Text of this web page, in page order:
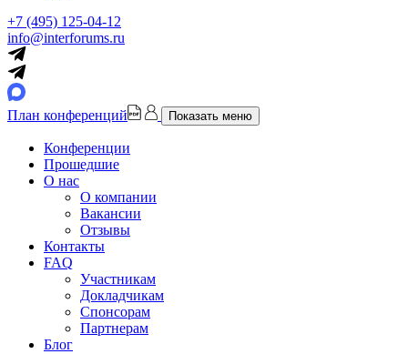
+7 (495) 125-04-12
info@interforums.ru
План конференций Показать меню
Конференции
Прошедшие
О нас
О компании
Вакансии
Отзывы
Контакты
FAQ
Участникам
Докладчикам
Спонсорам
Партнерам
Блог